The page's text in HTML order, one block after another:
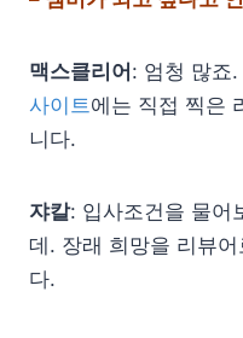
맥스클리어 : 엄청 많죠.
사이트에는 직접 찍은
니다.
쟈칼: 입사조건을 물어
데. 장래 희망을 리뷰
다.